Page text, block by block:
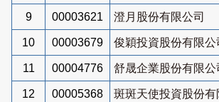
9 00003621 澄月股份有限公司
10 00003679 俊穎投資股份有限公
11 00004776 舒晟企業股份有限公
12 00005368 斑斑天使投資股份有